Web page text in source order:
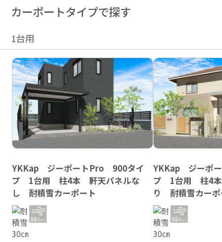
カーポートタイプで探す
1台用
YKKap ジーポートPro 900タイ
プ 1台用 柱4本 軒天パネルな
し 耐積雪カーポート
YKKap ジーポ
プ 1台用 柱4
り 耐積雪カー